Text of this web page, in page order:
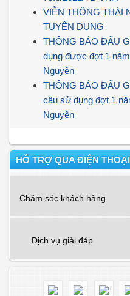
VIỄN THÔNG THÁI
TUYỂN DỤNG
THÔNG BÁO ĐẤU
dụng được đợt 1
Nguyên
THÔNG BÁO ĐẤU
cầu sử dụng đợt 1
Nguyên
HỖ TRỢ QUA ĐIỆN THOẠI
Chăm sóc khách hàng
Dịch vụ giải đáp